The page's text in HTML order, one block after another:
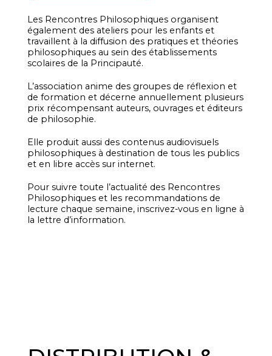
Les Rencontres Philosophiques organisent
également des ateliers pour les enfants et
travaillent à la diffusion des pratiques et théories
philosophiques au sein des établissements
scolaires de la Principauté.
L’association anime des groupes de réflexion et
de formation et décerne annuellement plusieurs
prix récompensant auteurs, ouvrages et éditeurs
de philosophie.
Elle produit aussi des contenus audiovisuels
philosophiques à destination de tous les publics
et en libre accès sur internet.
Pour suivre toute l’actualité des Rencontres
Philosophiques et les recommandations de
lecture chaque semaine, inscrivez-vous en ligne à
la lettre d’information.